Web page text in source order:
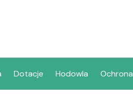
Dotacje Hodowla Ochrona